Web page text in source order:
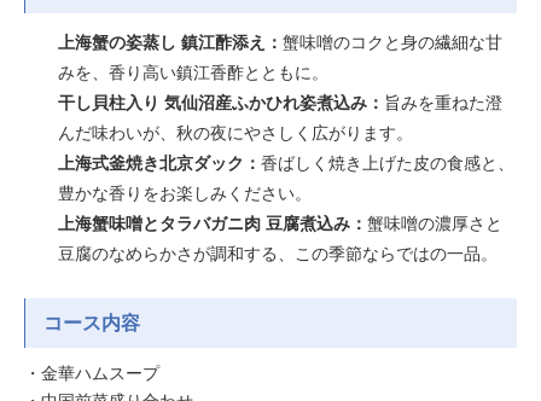
上海蟹の姿蒸し 鎮江酢添え： 蟹味噌のコクと身の繊細な甘
みを、香り高い鎮江香酢とともに。
干し貝柱入り 気仙沼産ふかひれ姿煮込み： 旨みを重ねた澄
んだ味わいが、秋の夜にやさしく広がります。
上海式釜焼き北京ダック： 香ばしく焼き上げた皮の食感と、
豊かな香りをお楽しみください。
上海蟹味噌とタラバガニ肉 豆腐煮込み： 蟹味噌の濃厚さと
豆腐のなめらかさが調和する、この季節ならではの一品。
コース内容
・金華ハムスープ